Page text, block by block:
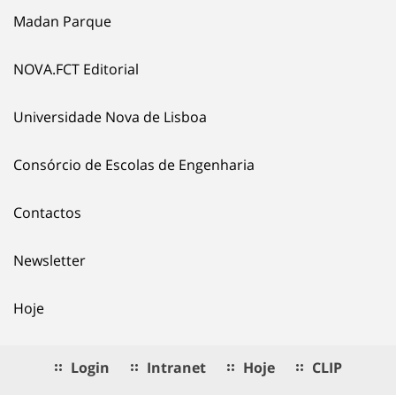
Madan Parque
NOVA.FCT Editorial
Universidade Nova de Lisboa
Consórcio de Escolas de Engenharia
Contactos
Newsletter
Hoje
Login Intranet Hoje CLIP